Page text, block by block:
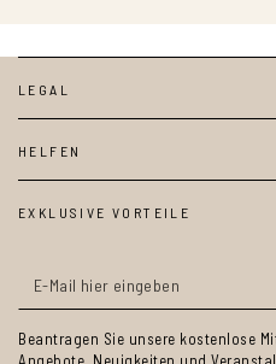
LEGAL
HELFEN
EXKLUSIVE VORTEILE
E-
Mail
hier
Beantragen Sie unsere kostenlose